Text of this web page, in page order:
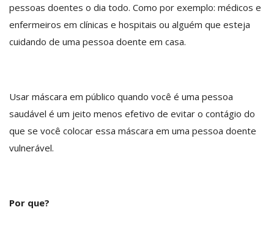
pessoas doentes o dia todo. Como por exemplo: médicos e
enfermeiros em clínicas e hospitais ou alguém que esteja
cuidando de uma pessoa doente em casa.
Usar máscara em público quando você é uma pessoa
saudável é um jeito menos efetivo de evitar o contágio do
que se você colocar essa máscara em uma pessoa doente
vulnerável.
Por que?